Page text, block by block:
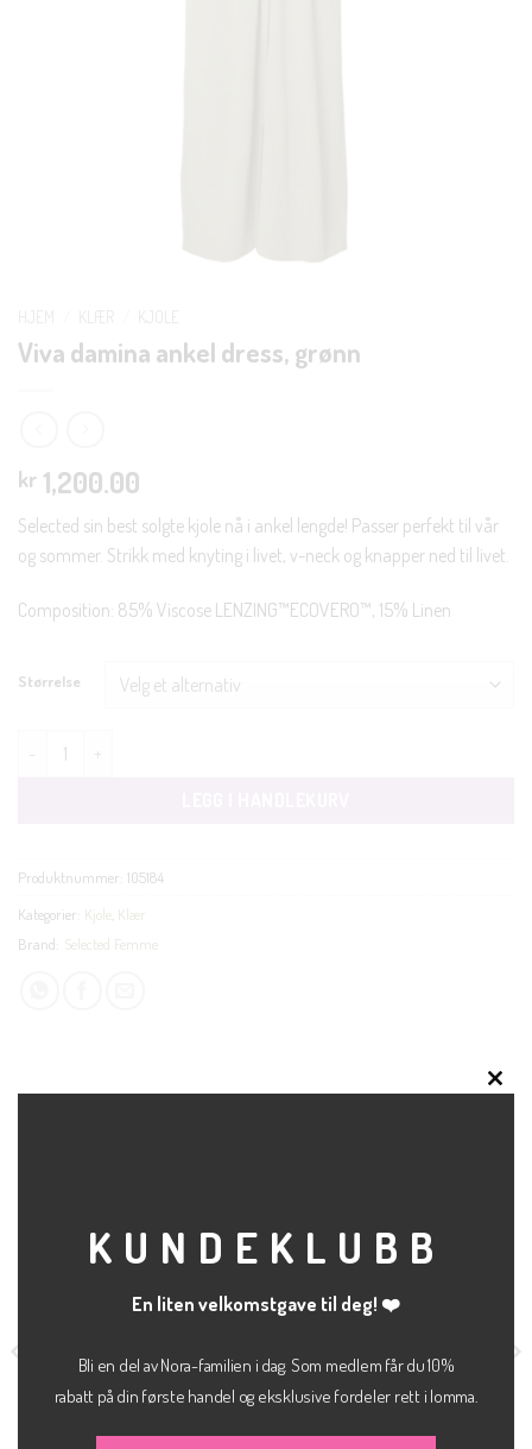
Viva damina ankel dress, grønn
kr 1,200.00
Selected sin best solgte kjole nå i ankel lengde! Passer perfekt til vår
og sommer. Strikk med knyting i livet, v-neck og knapper ned til livet.
Composition: 85% Viscose LENZING™ECOVERO™, 15% Linen
Størrelse
Viva damina ankel dress, grønn antall
Produktnummer: 105184
Kategorier: Kjole Klær
Brand: Selected Femme
KUNDEKLUBB
En liten velkomstgave til deg! ❤️
Bli en del av Nora-familien i dag. Som medlem får du 10%
rabatt på din første handel og eksklusive fordeler rett i lomma.